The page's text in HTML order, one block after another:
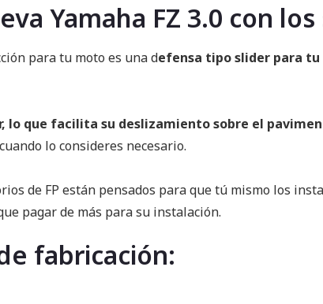
Yamaha FZ 3.0 con
para tu moto es una defensa tipo slider para tu
lo que facilita su deslizamiento sobre el
lo consideres necesario.
de FP están pensados para que tú mismo los
pagar de más para su instalación.
fabricación: